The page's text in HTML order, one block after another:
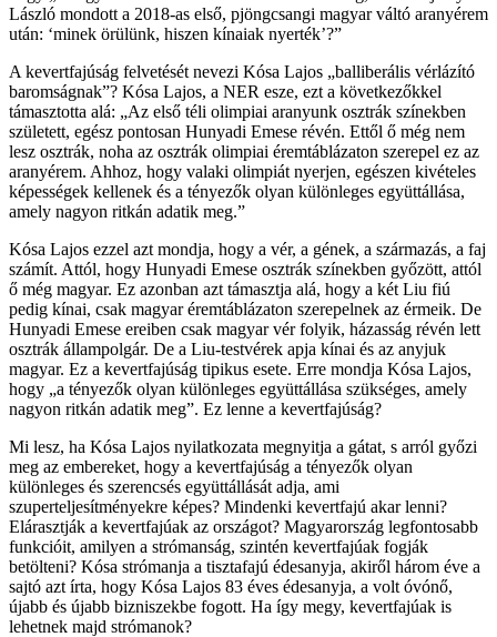
László mondott a 2018-as első, pjöngcsangi magyar váltó aranyérem
után: ‘minek örülünk, hiszen kínaiak nyerték’?”
A kevertfajúság felvetését nevezi Kósa Lajos „balliberális vérlázító
baromságnak”? Kósa Lajos, a NER esze, ezt a következőkkel
támasztotta alá: „Az első téli olimpiai aranyunk osztrák színekben
született, egész pontosan Hunyadi Emese révén. Ettől ő még nem
lesz osztrák, noha az osztrák olimpiai éremtáblázaton szerepel ez az
aranyérem. Ahhoz, hogy valaki olimpiát nyerjen, egészen kivételes
képességek kellenek és a tényezők olyan különleges együttállása,
amely nagyon ritkán adatik meg.”
Kósa Lajos ezzel azt mondja, hogy a vér, a gének, a származás, a faj
számít. Attól, hogy Hunyadi Emese osztrák színekben győzött, attól
ő még magyar. Ez azonban azt támasztja alá, hogy a két Liu fiú
pedig kínai, csak magyar éremtáblázaton szerepelnek az érmeik. De
Hunyadi Emese ereiben csak magyar vér folyik, házasság révén lett
osztrák állampolgár. De a Liu-testvérek apja kínai és az anyjuk
magyar. Ez a kevertfajúság tipikus esete. Erre mondja Kósa Lajos,
hogy „a tényezők olyan különleges együttállása szükséges, amely
nagyon ritkán adatik meg”. Ez lenne a kevertfajúság?
Mi lesz, ha Kósa Lajos nyilatkozata megnyitja a gátat, s arról győzi
meg az embereket, hogy a kevertfajúság a tényezők olyan
különleges és szerencsés együttállását adja, ami
szuperteljesítményekre képes? Mindenki kevertfajú akar lenni?
Elárasztják a kevertfajúak az országot? Magyarország legfontosabb
funkcióit, amilyen a strómanság, szintén kevertfajúak fogják
betölteni? Kósa strómanja a tisztafajú édesanyja, akiről három éve a
sajtó azt írta, hogy Kósa Lajos 83 éves édesanyja, a volt óvónő,
újabb és újabb bizniszekbe fogott. Ha így megy, kevertfajúak is
lehetnek majd strómanok?